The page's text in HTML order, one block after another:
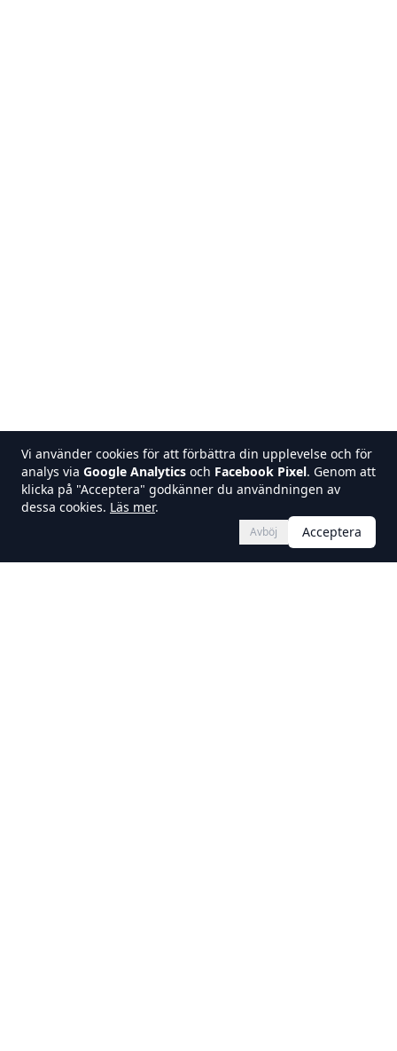
Vi använder cookies för att förbättra din upplevelse och för
analys via Google Analytics och Facebook Pixel. Genom att
klicka på "Acceptera" godkänner du användningen av
dessa cookies. Läs mer.
Avböj Acceptera